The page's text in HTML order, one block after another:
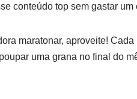
conteúdo top sem gastar um
maratonar, aproveite!
uma grana no final do